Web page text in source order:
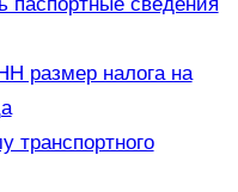
сведения
размер налога на
транспортного